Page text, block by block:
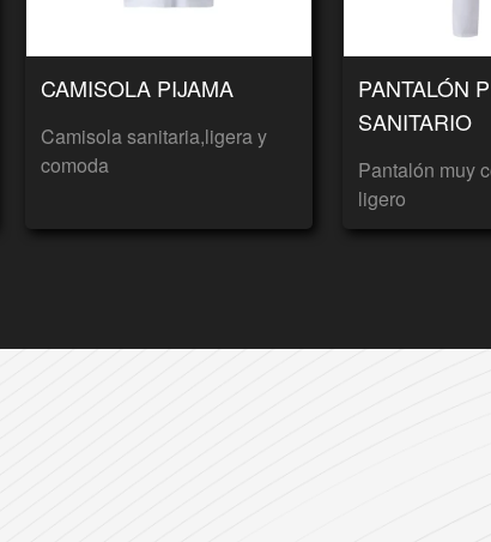
CAMISOLA PIJAMA
Camisola sanitaria,ligera y
comoda
PANTALÓN
SANITARIO
Pantalón muy
ligero